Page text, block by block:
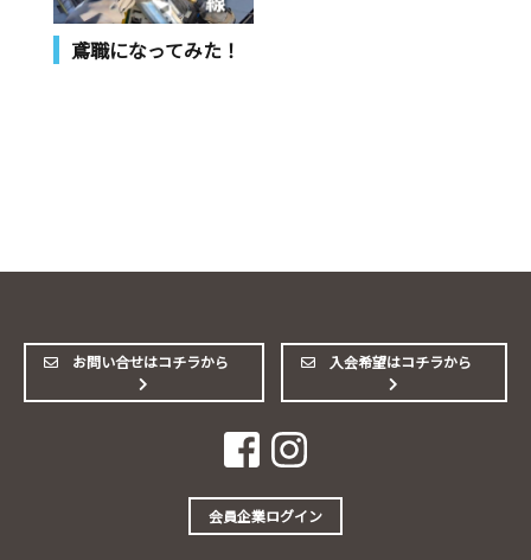
鳶職になってみた！
お問い合せはコチラから 入会希望はコチラから
会員企業ログイン